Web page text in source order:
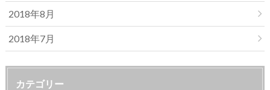
2018年8月
2018年7月
カテゴリー